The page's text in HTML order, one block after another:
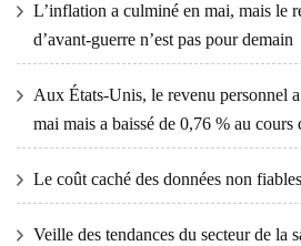
L’inflation a culminé en mai, mais le
d’avant-guerre n’est pas pour demain
Aux États-Unis, le revenu personnel
mai mais a baissé de 0,76 % au cours
Le coût caché des données non
Veille des tendances du secteur de la